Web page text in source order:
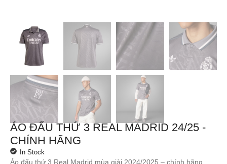
ÁO ĐẤU THỨ 3 REAL MADRID 24/25 -
CHÍNH HÃNG
In Stock
Áo đấu thứ 3 Real Madrid mùa giải 2024/2025 – chính hãng